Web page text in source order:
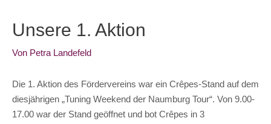
Unsere 1. Aktion
Von Petra Landefeld
Die 1. Aktion des Fördervereins war ein Crêpes-Stand auf dem
diesjährigen „Tuning Weekend der Naumburg Tour“. Von 9.00-
17.00 war der Stand geöffnet und bot Crêpes in 3